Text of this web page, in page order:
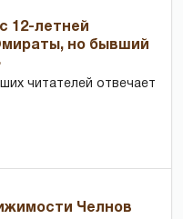
12-летней
но бывший
читателей отвечает
Челнов